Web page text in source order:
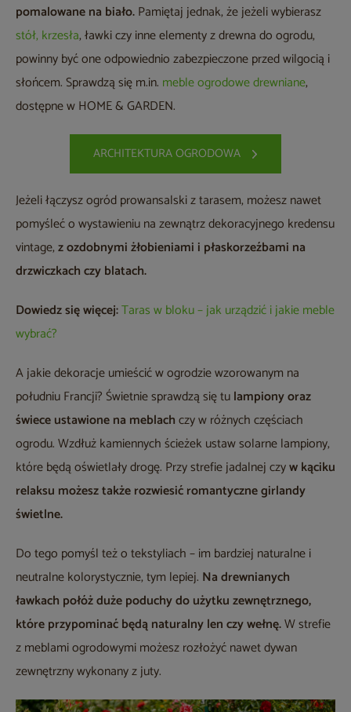
pomalowane na biało.Pamiętaj jednak, że jeżeli wybierasz
stół, krzesła, ławki czy inne elementy z drewna do ogrodu,
powinny być one odpowiednio zabezpieczone przed wilgocią i
słońcem. Sprawdzą się m.in. meble ogrodowe drewniane,
dostępne w HOME & GARDEN.
ARCHITEKTURA OGRODOWA
Jeżeli łączysz ogród prowansalski z tarasem, możesz nawet
pomyśleć o wystawieniu na zewnątrz dekoracyjnego kredensu
vintage,z ozdobnymi żłobieniami i płaskorzeźbami na
drzwiczkach czy blatach.
Dowiedz się więcej:Taras w bloku – jak urządzić i jakie meble
wybrać?
A jakie dekoracje umieścić w ogrodzie wzorowanym na
południu Francji? Świetnie sprawdzą się tulampiony oraz
świece ustawione na meblachczy w różnych częściach
ogrodu. Wzdłuż kamiennych ścieżek ustaw solarne lampiony,
które będą oświetlały drogę. Przy strefie jadalnej czyw kąciku
relaksu możesz także rozwiesić romantyczne girlandy
świetlne.
Do tego pomyśl też o tekstyliach – im bardziej naturalne i
neutralne kolorystycznie, tym lepiej. Na drewnianych
ławkach połóż duże poduchy do użytku zewnętrznego,
które przypominać będą naturalny len czy wełnę.W strefie
z meblami ogrodowymi możesz rozłożyć nawet dywan
zewnętrzny wykonany z juty.